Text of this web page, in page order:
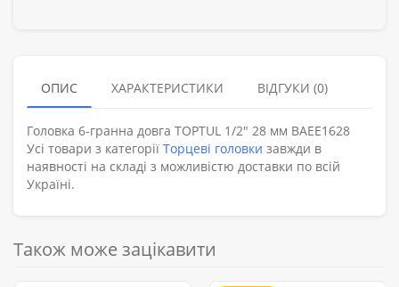
ОПИС ХАРАКТЕРИСТИКИ ВІДГУКИ (0)
Головка 6-гранна довга TOPTUL 1/2" 28 мм BAEE1628
Усі товари з категорії Торцеві головки завжди в
наявності на складі з можливістю доставки по всій
Україні.
Також може зацікавити